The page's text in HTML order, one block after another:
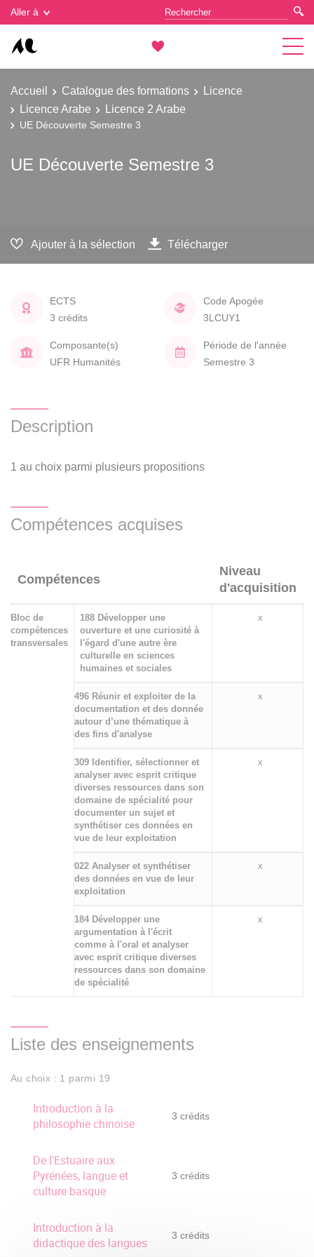
Aller à
Accueil Catalogue des formations
Licence
Licence Arabe
Licence 2 Arabe
UE Découverte Semestre 3
UE Découverte Semestre 3
Ajouter à la sélection Télécharger
ECTS
3 crédits
Code Apogée
3LCUY1
Composante(s)
UFR Humanités
Période de l'année
Semestre 3
Description
1 au choix parmi plusieurs propositions
Compétences acquises
Compétences
Niveau
d'acquisition
Bloc de
compétences
transversales
188 Développer une
ouverture et une curiosité à
l'égard d'une autre ère
culturelle en sciences
humaines et sociales
x
496 Réunir et exploiter de la
documentation et des donnée
autour d’une thématique à
des fins d'analyse
x
309 Identifier, sélectionner et
analyser avec esprit critique
diverses ressources dans son
domaine de spécialité pour
documenter un sujet et
synthétiser ces données en
vue de leur exploitation
x
022 Analyser et synthétiser
des données en vue de leur
exploitation
x
184 Développer une
argumentation à l'écrit
comme à l'oral et analyser
avec esprit critique diverses
ressources dans son domaine
de spécialité
x
Liste des enseignements
Au choix : 1 parmi 19
Introduction à la
philosophie chinoise
3 crédits
De l'Estuaire aux
Pyrénées, langue et
culture basque
3 crédits
Introduction à la
didactique des langues
3 crédits
Gestion des cookies